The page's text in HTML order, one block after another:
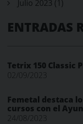
Julio 2023 (1)
ENTRADAS
Tetrix 150 Classic
02/09/2023
Femetal destaca
cursos con el
24/08/2023